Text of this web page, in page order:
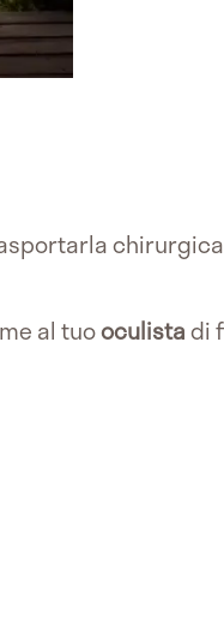
al tuooculistadi